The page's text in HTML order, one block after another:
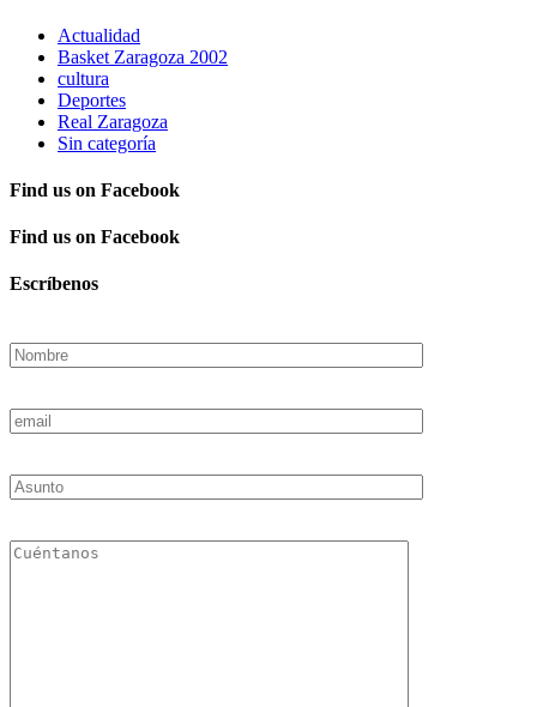
Actualidad
Basket Zaragoza 2002
cultura
Deportes
Real Zaragoza
Sin categoría
Find us on Facebook
Find us on Facebook
Escríbenos